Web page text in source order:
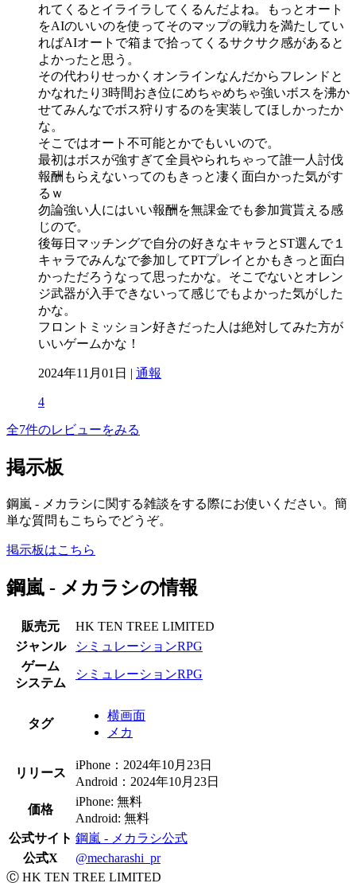
れてくるとイライラしてくるんだよね。もっとオート
をAIのいいのを使ってそのマップの戦力を満たしてい
ればAIオートで箱まで拾ってくるサクサク感があると
よかったと思う。
その代わりせっかくオンラインなんだからフレンドと
かなれたり3時間おき位にめちゃめちゃ強いボスを沸か
せてみんなでボス狩りするのを実装してほしかったか
な。
そこではオート不可能とかでもいいので。
最初はボスが強すぎて全員やられちゃって誰一人討伐
報酬もらえないってのもきっと凄く面白かった気がす
るｗ
勿論強い人にはいい報酬を無課金でも参加賞貰える感
じので。
後毎日マッチングで自分の好きなキャラとST選んで１
キャラでみんなで参加してPTプレイとかもきっと面白
かっただろうなって思ったかな。そこでないとオレン
ジ武器が入手できないって感じでもよかった気がした
かな。
フロントミッション好きだった人は絶対してみた方が
いいゲームかな！
2024年11月01日 | 通報
4
全7件のレビューをみる
掲示板
鋼嵐 - メカラシに関する雑談をする際にお使いください。簡
単な質問もこちらでどうぞ。
掲示板はこちら
鋼嵐 - メカラシの情報
販売元
HK TEN TREE LIMITED
ジャンル
シミュレーションRPG
ゲーム
システム
シミュレーションRPG
タグ
横画面
メカ
リリース
iPhone：2024年10月23日
Android：2024年10月23日
価格
iPhone: 無料
Android: 無料
公式サイト 鋼嵐 - メカラシ公式
公式X
@mecharashi_pr
Ⓒ HK TEN TREE LIMITED